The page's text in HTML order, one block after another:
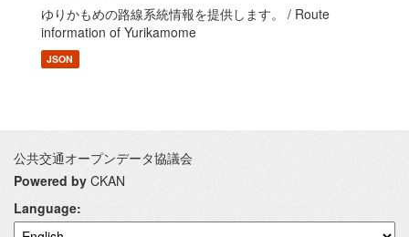
ゆりかもめの路線系統情報を提供します。 / Route
information of Yurikamome
JSON
公共交通オープンデータ協議会
Powered by CKAN
Language